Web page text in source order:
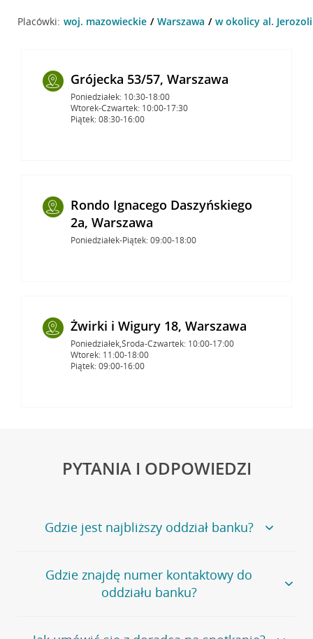
Placówki: woj. mazowieckie Warszawa w okolicy al.
Grójecka 53/57, Warszawa
Poniedziałek: 10:30-18:00
Wtorek-Czwartek: 10:00-17:30
Piątek: 08:30-16:00
Rondo Ignacego Daszyńskiego
2a, Warszawa
Poniedziałek-Piątek: 09:00-18:00
Żwirki i Wigury 18, Warszawa
Poniedziałek,Środa-Czwartek: 10:00-17:00
Wtorek: 11:00-18:00
Piątek: 09:00-16:00
PYTANIA I ODPOWIEDZI
Gdzie jest najbliższy oddział banku?
Jeśli szukasz oddziału naszego banku, zapraszamy na
stronęPlacówki i bankomaty, na której znajduje się
wygodna wyszukiwarka.
oddziałów
Gdzie znajdę numer kontaktowy do
oddziału banku?
Bank Credit Agricole nie udostępnia ogólnego numeru